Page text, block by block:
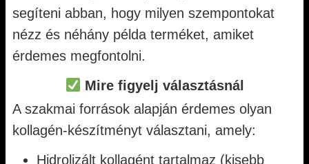
segíteni abban, hogy milyen szempontokat
nézz és néhány példa terméket, amiket
érdemes megfontolni.
Mire figyelj választásnál
A szakmai források alapján érdemes olyan
kollagén-készítményt választani, amely:
Hidrolizált kollagént tartalmaz (kisebb